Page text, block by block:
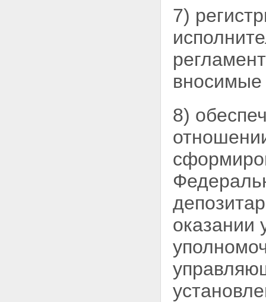
7)
вносимые
8)
оказании